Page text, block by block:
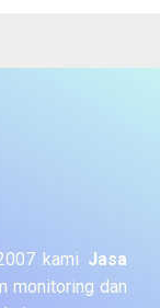
kami Jasa
monitoring dan